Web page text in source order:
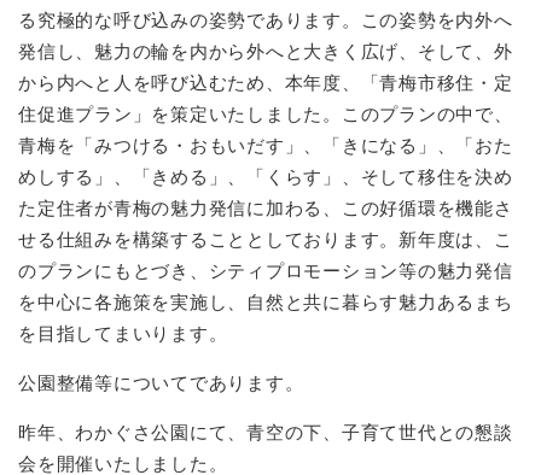
る究極的な呼び込みの姿勢であります。この姿勢を内外へ
発信し、魅力の輪を内から外へと大きく広げ、そして、外
から内へと人を呼び込むため、本年度、「青梅市移住・定
住促進プラン」を策定いたしました。このプランの中で、
青梅を「みつける・おもいだす」、「きになる」、「おた
めしする」、「きめる」、「くらす」、そして移住を決め
た定住者が青梅の魅力発信に加わる、この好循環を機能さ
せる仕組みを構築することとしております。新年度は、こ
のプランにもとづき、シティプロモーション等の魅力発信
を中心に各施策を実施し、自然と共に暮らす魅力あるまち
を目指してまいります。
公園整備等についてであります。
昨年、わかぐさ公園にて、青空の下、子育て世代との懇談
会を開催いたしました。